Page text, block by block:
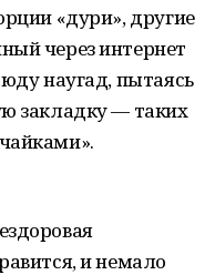
«дури», другие
через интернет
наугад, пытаясь
закладку — таких
и немало